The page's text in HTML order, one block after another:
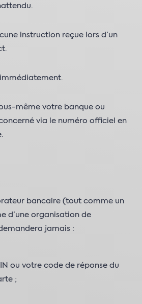
instruction reçue lors d’un
même votre banque ou
concerné via le numéro officiel en
bancaire (tout comme un
d’une organisation de
jamais :
ou votre code de réponse du
;